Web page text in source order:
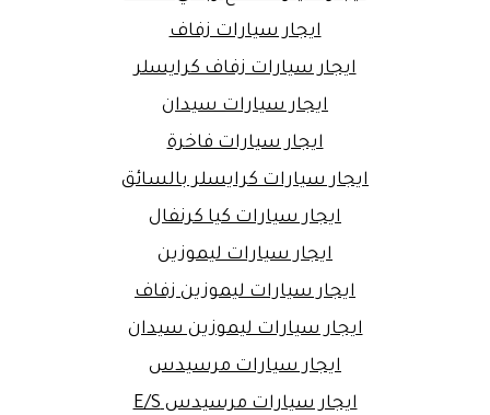
ايجار سيارات زفاف
ايجار سيارات زفاف كرايسلر
ايجار سيارات سيدان
ايجار سيارات فاخرة
ايجار سيارات كرايسلر بالسائق
ايجار سيارات كيا كرنفال
ايجار سيارات ليموزين
ايجار سيارات ليموزين زفاف
ايجار سيارات ليموزين سيدان
ايجار سيارات مرسيدس
ايجار سيارات مرسيدس E/S